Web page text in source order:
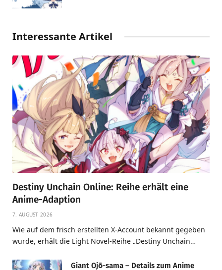
Interessante Artikel
Destiny Unchain Online: Reihe erhält eine
Anime-Adaption
7. AUGUST 2026
Wie auf dem frisch erstellten X-Account bekannt gegeben
wurde, erhält die Light Novel-Reihe „Destiny Unchain…
Giant Ojō-sama – Details zum Anime